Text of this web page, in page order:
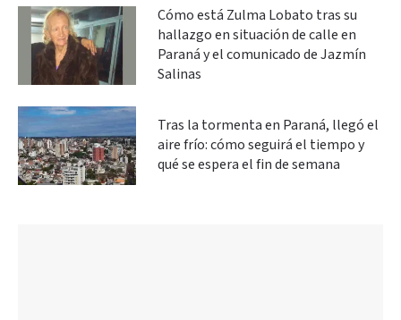
Cómo está Zulma Lobato tras su
hallazgo en situación de calle en
Paraná y el comunicado de Jazmín
Salinas
Tras la tormenta en Paraná, llegó el
aire frío: cómo seguirá el tiempo y
qué se espera el fin de semana